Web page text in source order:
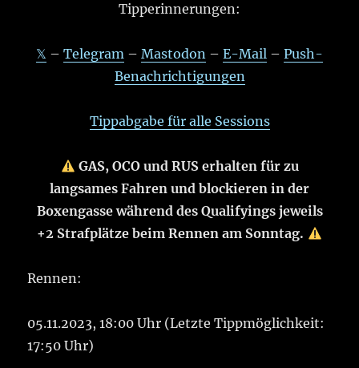
Tipperinnerungen:
𝕏 – Telegram – Mastodon – E-Mail – Push-
Benachrichtigungen
Tippabgabe für alle Sessions
GAS, OCO und RUS erhalten für zu
langsames Fahren und blockieren in der
Boxengasse während des Qualifyings jeweils
+2 Strafplätze beim Rennen am Sonntag.
Rennen:
05.11.2023, 18:00 Uhr (Letzte Tippmöglichkeit:
17:50 Uhr)